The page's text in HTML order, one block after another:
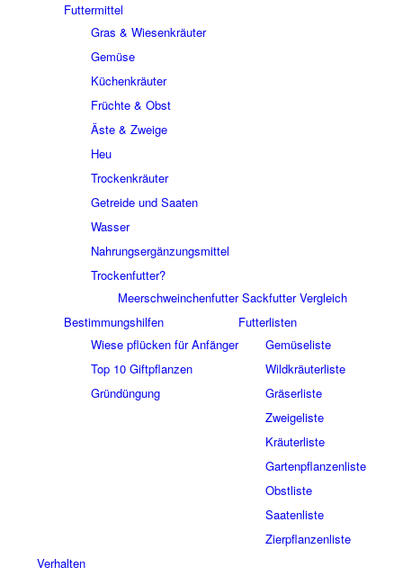
Futtermittel
Gras & Wiesenkräuter
Gemüse
Küchenkräuter
Früchte & Obst
Äste & Zweige
Heu
Trockenkräuter
Getreide und Saaten
Wasser
Nahrungsergänzungsmittel
Trockenfutter?
Meerschweinchenfutter Sackfutter Vergleich
Bestimmungshilfen
Wiese pflücken für Anfänger
Top 10 Giftpflanzen
Gründüngung
Futterlisten
Gemüseliste
Wildkräuterliste
Gräserliste
Zweigeliste
Kräuterliste
Gartenpflanzenliste
Obstliste
Saatenliste
Zierpflanzenliste
Verhalten